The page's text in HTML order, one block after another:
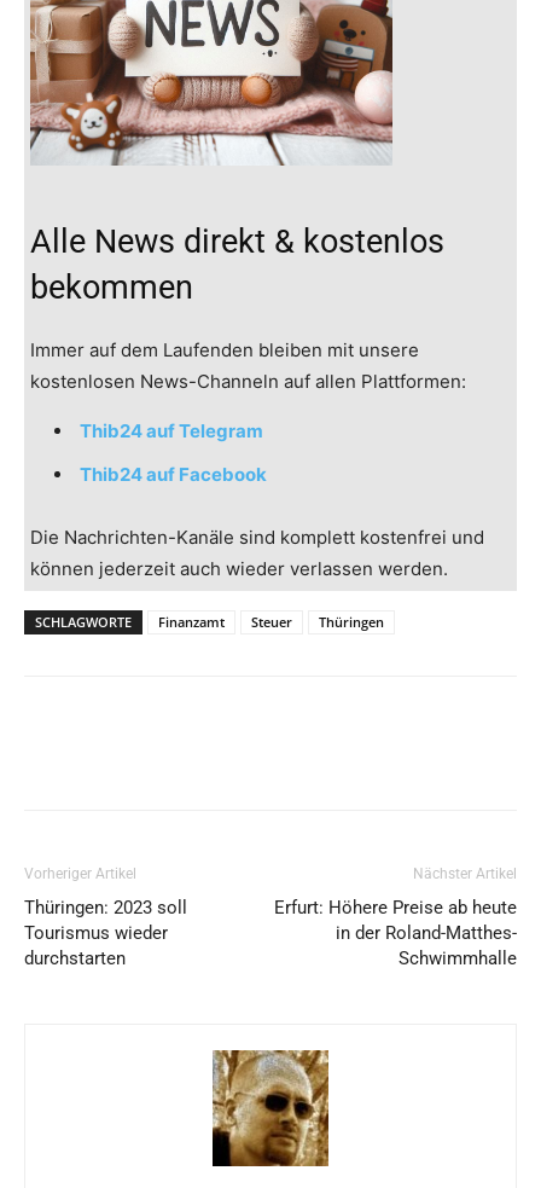
Alle News direkt & kostenlos
bekommen
Immer auf dem Laufenden bleiben mit unsere
kostenlosen News-Channeln auf allen Plattformen:
Thib24 auf Telegram
Thib24 auf Facebook
Die Nachrichten-Kanäle sind komplett kostenfrei und
können jederzeit auch wieder verlassen werden.
SCHLAGWORTE Finanzamt Steuer Thüringen
Vorheriger Artikel
Thüringen: 2023 soll
Tourismus wieder
durchstarten
Nächster Artikel
Erfurt: Höhere Preise ab heute
in der Roland-Matthes-
Schwimmhalle